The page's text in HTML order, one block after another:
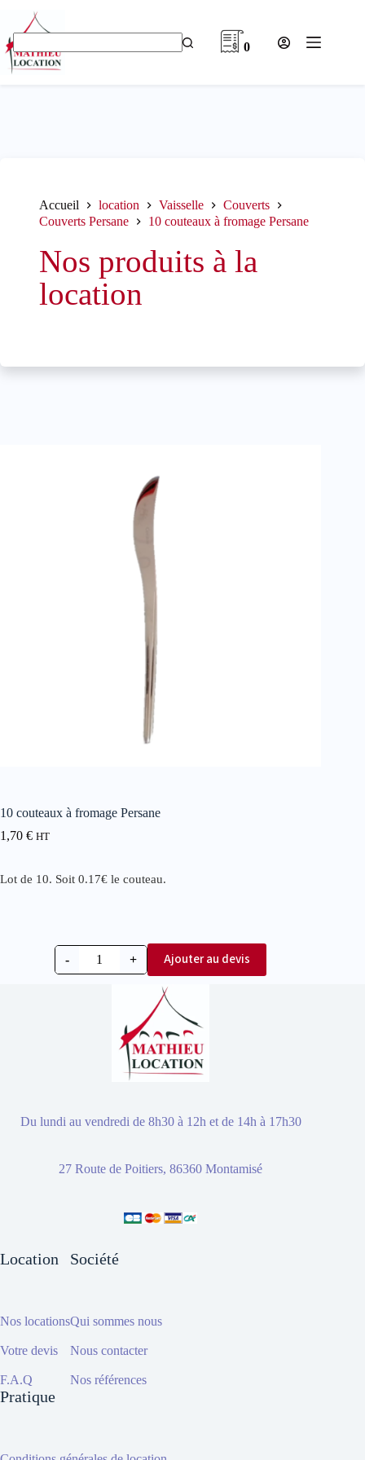
contenu
Aucun
résultat
0
Accueil location Vaisselle
Couverts
Couverts Persane
10 couteaux à fromage Persane
Nos produits à la
location
10 couteaux à fromage Persane
1,70 € HT
Lot de 10. Soit 0.17€ le couteau.
- + Ajouter au devis
Du lundi au vendredi de 8h30 à 12h et de 14h à 17h30
27 Route de Poitiers, 86360 Montamisé
Location
Nos locations
Votre devis
F.A.Q
Société
Qui sommes nous
Nous contacter
Nos références
Pratique